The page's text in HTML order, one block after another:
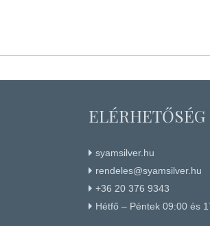
ELÉRHETŐSÉG
syamsilver.hu
rendeles@syamsilver.hu
+36 20 376 9343
Hétfő – Péntek 09:00 és